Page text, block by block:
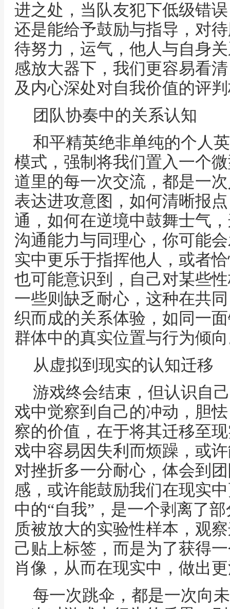
进之处，当队友犯下低级错
还是能给予鼓励与指导，对
待努力，运气，他人与自身
感放大器下，我们更容易看
及内心深处对自我价值的评
团队协奏中的关系认知
和平精英绝非单纯的个人
模式，强制将我们置入一个
道里的每一次交流，都是一
表达进攻意图，如何清晰报
通，如何在逆境中鼓舞士气
沟通能力与同理心，你可能
实中更乐于指挥他人，或者
也可能意识到，自己对某些
一些则缺乏耐心，这种在共
织而成的关系体验，如同一
群体中的真实位置与行为倾
从虚拟到现实的认知迁移
游戏终会结束，但认识自
戏中觉察到自己的冲动，胆
察的价值，在于将其迁移至
戏中容易因失利而烦躁，或
对挫折多一分耐心，体会到
感，或许能鼓励我们在现实
中的“自我”，是一个剥离了
质被放大的实验性样本，观
己贴上标签，而是为了获得
肖像，从而在现实中，做出
每一次跳伞，都是一次向